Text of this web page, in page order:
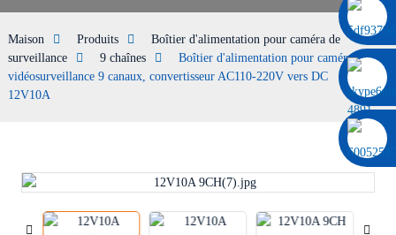
0086 13322920697
Maison Produits
Boîtier d'alimentation pour caméra de
surveillance
9 chaînes
Boîtier d'alimentation pour caméra de
vidéosurveillance 9 canaux, convertisseur AC110-220V vers DC
12V10A